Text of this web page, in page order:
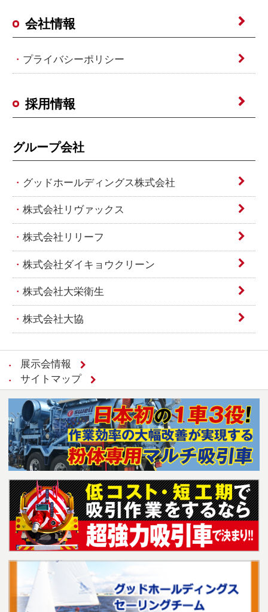
会社情報
プライバシーポリシー
採用情報
グループ会社
グッドホールディングス株式会社
株式会社リヴァックス
株式会社リリーフ
株式会社ダイキョウクリーン
株式会社大栄衛生
株式会社大協
展示会情報
サイトマップ